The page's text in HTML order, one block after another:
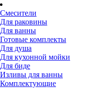
Смесители
Для раковины
Для ванны
Готовые комплекты
Для душа
Для кухонной мойки
Для биде
Изливы для ванны
Комплектующие